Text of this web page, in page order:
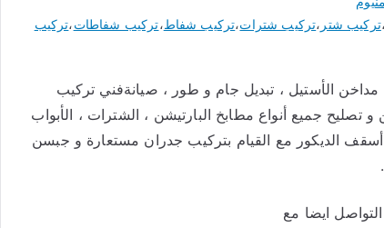
،تركيب شتر ،تركيب شترات،تركيب شفاط،تركيب شفاطات،تركيب
الأستيل ، تبديل جام و طور ، صيانةفني تركيب
شفاطات ومداخن و تصليح جميع أنواع مطابخ البارتيشن ، الشترات ، الأبواب
أسقف الديكور مع القيام بتركيب جدران مستعارة و جبسن
ايضا مع